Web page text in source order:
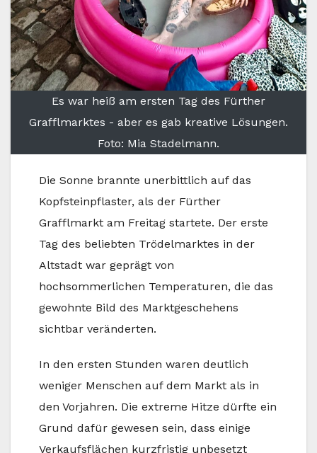
Es war heiß am ersten Tag des Fürther
Grafflmarktes - aber es gab kreative Lösungen.
Foto: Mia Stadelmann.
Die Sonne brannte unerbittlich auf das
Kopfsteinpflaster, als der Fürther
Grafflmarkt am Freitag startete. Der erste
Tag des beliebten Trödelmarktes in der
Altstadt war geprägt von
hochsommerlichen Temperaturen, die das
gewohnte Bild des Marktgeschehens
sichtbar veränderten.
In den ersten Stunden waren deutlich
weniger Menschen auf dem Markt als in
den Vorjahren. Die extreme Hitze dürfte ein
Grund dafür gewesen sein, dass einige
Verkaufsflächen kurzfristig unbesetzt